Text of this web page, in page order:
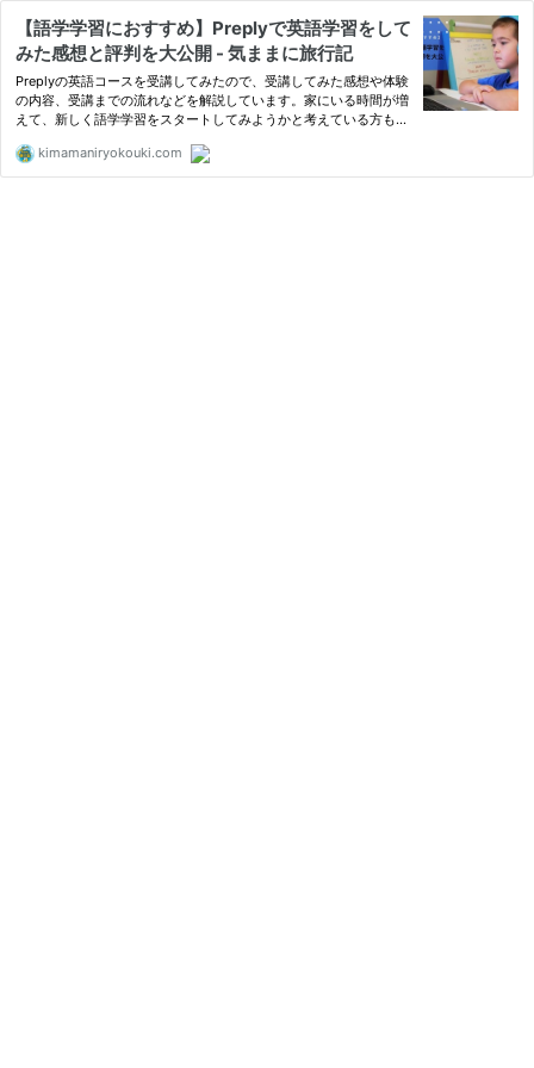
【語学学習におすすめ】Preplyで英語学習をして
みた感想と評判を大公開 - 気ままに旅行記
Preplyの英語コースを受講してみたので、受講してみた感想や体験
の内容、受講までの流れなどを解説しています。家にいる時間が増
えて、新しく語学学習をスタートしてみようかと考えている方もい
詳しくはこの記事をご覧ください。
kimamaniryokouki.com